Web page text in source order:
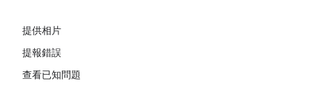
提供相片
提報錯誤
查看已知問題